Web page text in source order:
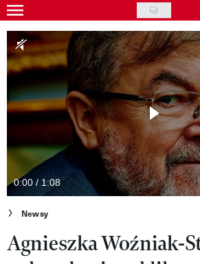
Skip
to
main
content
Gwiazdy
Ludzie
Moda
Uroda
Styl życia
Kultura
Wideo
Nasze akcje
0:00 / 1:08
Newsy
Agnieszka Woźniak-